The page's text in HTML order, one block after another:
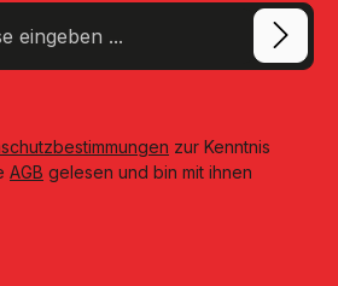
zur Kenntnis
AGB gelesen und bin mit ihnen